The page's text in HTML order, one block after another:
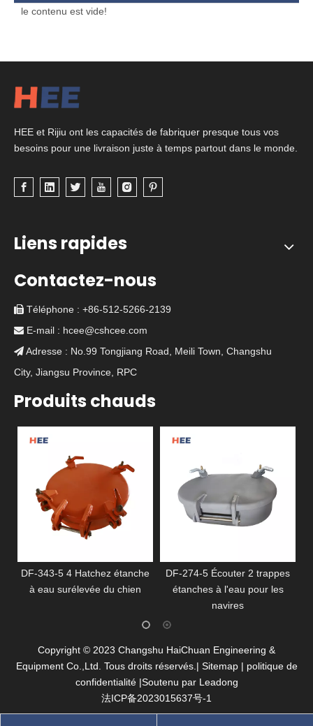
le contenu est vide!
HEE et Rijiu ont les capacités de fabriquer presque tous vos
besoins pour une livraison juste à temps partout dans le monde.
Liens rapides
Contactez-nous
 Téléphone : +86-512-5266-2139
 E-mail : hcee@cshcee.com
 Adresse : No.99 Tongjiang Road, Meili Town, Changshu
City, Jiangsu Province, RPC
Produits chauds
DF-343-5 4 Hatchez étanche
à eau surélevée du chien
DF-274-5 Écouter 2 trappes
étanches à l'eau pour les
navires
​Copyright © 2023 Changshu HaiChuan Engineering &
Equipment Co.,Ltd. Tous droits réservés.| Sitemap | politique de
confidentialité |Soutenu par Leadong
法ICP备2023015637号-1